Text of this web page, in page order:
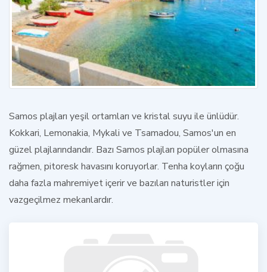
Samos plajları yeşil ortamları ve kristal suyu ile ünlüdür.
Kokkari, Lemonakia, Mykali ve Tsamadou, Samos'un en
güzel plajlarındandır. Bazı Samos plajları popüler olmasına
rağmen, pitoresk havasını koruyorlar. Tenha koyların çoğu
daha fazla mahremiyet içerir ve bazıları naturistler için
vazgeçilmez mekanlardır.